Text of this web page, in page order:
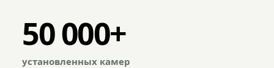
50 000+
установленных камер